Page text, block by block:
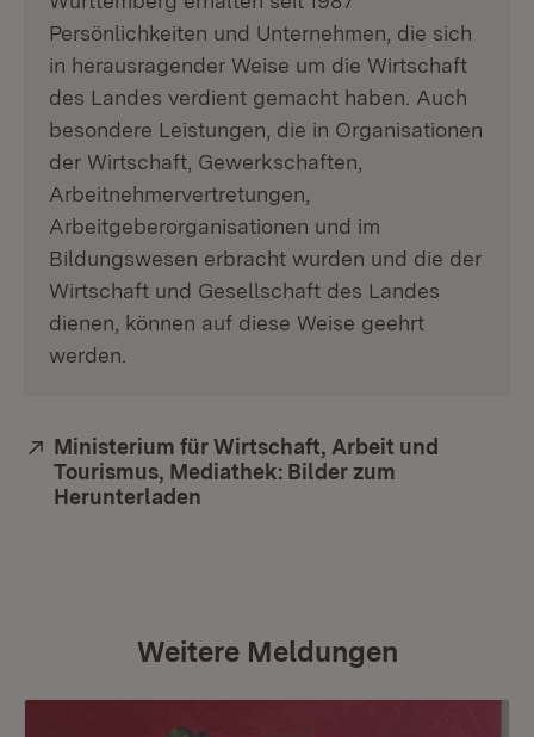
Persönlichkeiten und Unternehmen, die sich
in herausragender Weise um die Wirtschaft
des Landes verdient gemacht haben. Auch
besondere Leistungen, die in Organisationen
der Wirtschaft, Gewerkschaften,
Arbeitnehmervertretungen,
Arbeitgeberorganisationen und im
Bildungswesen erbracht wurden und die der
Wirtschaft und Gesellschaft des Landes
dienen, können auf diese Weise geehrt
werden.
Extern:
Ministerium für Wirtschaft, Arbeit und
Tourismus, Mediathek: Bilder zum
Herunterladen
Weitere Meldungen